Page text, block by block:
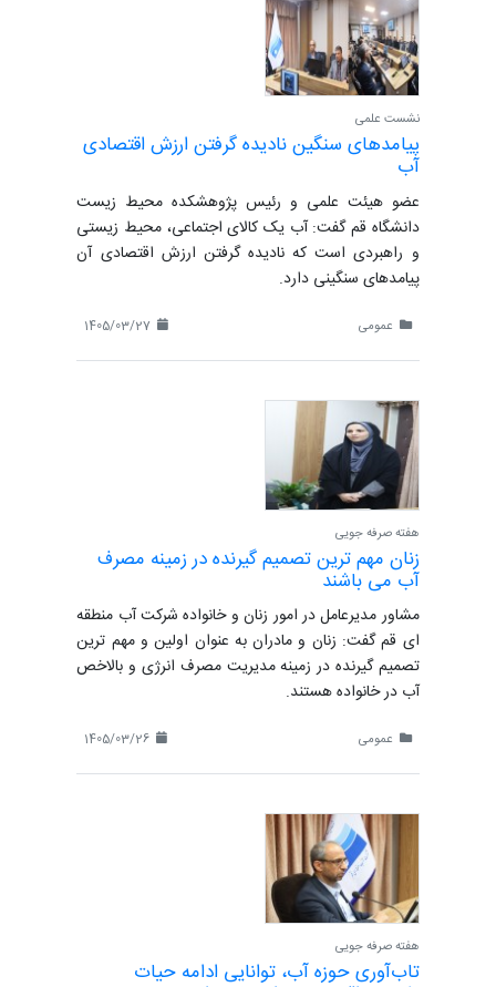
نشست علمی
پیامدهای سنگین نادیده گرفتن ارزش اقتصادی
آب
عضو هیئت علمی و رئیس پژوهشکده محیط زیست
دانشگاه قم گفت: آب یک کالای اجتماعی، محیط زیستی
و راهبردی است که نادیده گرفتن ارزش اقتصادی آن
پیامدهای سنگینی دارد.
عمومی
هفته صرفه جویی
زنان مهم ترین تصمیم گیرنده در زمینه مصرف
آب می باشند
مشاور مدیرعامل در امور زنان و خانواده شرکت آب منطقه
ای قم گفت: زنان و مادران به عنوان اولین و مهم ترین
تصمیم گیرنده در زمینه مدیریت مصرف انرژی و بالاخص
آب در خانواده هستند.
عمومی
هفته صرفه جویی
تاب‌آوری حوزه آب، توانایی ادامه حیات